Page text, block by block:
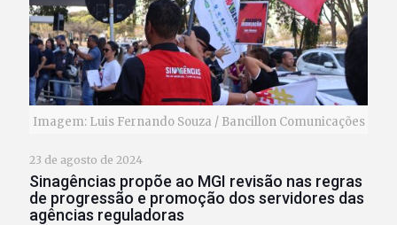
Imagem: Luis Fernando Souza / Bancillon Comunicações
23 de agosto de 2024
Sinagências propõe ao MGI revisão nas regras
de progressão e promoção dos servidores das
agências reguladoras